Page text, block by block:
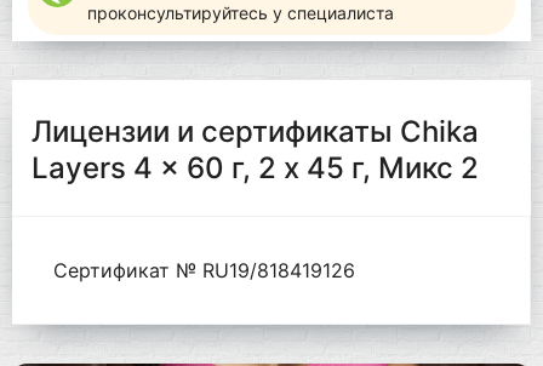
проконсультируйтесь у специалиста
Лицензии и сертификаты Chika
Layers 4 x 60 г, 2 х 45 г, Микс 2
Сертификат № RU19/818419126